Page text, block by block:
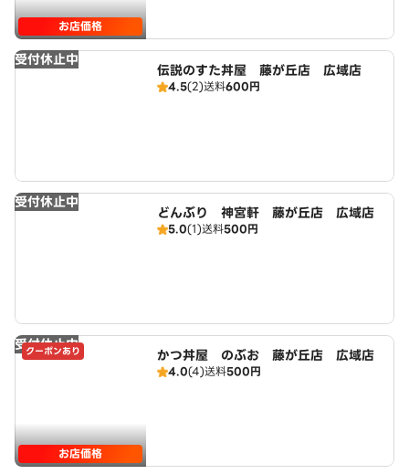
お店価格
受付休止中
伝説のすた丼屋 藤が丘店 広域店
4.5(2)送料600円
受付休止中
どんぶり 神宮軒 藤が丘店 広域店
5.0(1)送料500円
受付休止中
クーポンあり
お店価格
かつ丼屋 のぶお 藤が丘店 広域店
4.0(4)送料500円